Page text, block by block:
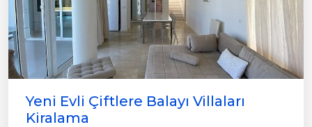
Yeni Evli Çiftlere Balayı Villaları
Kiralama